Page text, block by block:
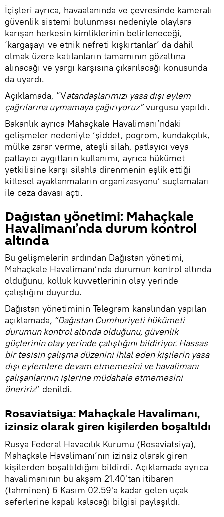
İçişleri ayrıca, havaalanında ve çevresinde kameralı
güvenlik sistemi bulunması nedeniyle olaylara
karışan herkesin kimliklerinin belirleneceği,
‘kargaşayı ve etnik nefreti kışkırtanlar’ da dahil
olmak üzere katılanların tamamının gözaltına
alınacağı ve yargı karşısına çıkarılacağı konusunda
da uyardı.
Açıklamada, “Vatandaşlarımızı yasa dışı eylem
çağrılarına uymamaya çağırıyoruz”vurgusu yapıldı.
Bakanlık ayrıca Mahaçkale Havalimanı’ndaki
gelişmeler nedeniyle ‘şiddet, pogrom, kundakçılık,
mülke zarar verme, ateşli silah, patlayıcı veya
patlayıcı aygıtların kullanımı, ayrıca hükümet
yetkilisine karşı silahla direnmenin eşlik ettiği
kitlesel ayaklanmaların organizasyonu’ suçlamaları
ile ceza davası açtı.
Dağıstan yönetimi: Mahaçkale
Havalimanı’nda durum kontrol
altında
Bu gelişmelerin ardından Dağıstan yönetimi,
Mahaçkale Havalimanı’nda durumun kontrol altında
olduğunu, kolluk kuvvetlerinin olay yerinde
çalıştığını duyurdu.
Dağıstan yönetiminin Telegram kanalından yapılan
açıklamada, “Dağıstan Cumhuriyeti hükümeti
durumun kontrol altında olduğunu, güvenlik
güçlerinin olay yerinde çalıştığını bildiriyor. Hassas
bir tesisin çalışma düzenini ihlal eden kişilerin yasa
dışı eylemlere devam etmemesini ve havalimanı
çalışanlarının işlerine müdahale etmemesini
öneririz” denildi.
Rosaviatsiya: Mahaçkale Havalimanı,
izinsiz olarak giren kişilerden boşaltıldı
Rusya Federal Havacılık Kurumu (Rosaviatsiya),
Mahaçkale Havalimanı’nın izinsiz olarak giren
kişilerden boşaltıldığını bildirdi. Açıklamada ayrıca
havalimanının bu akşam 21.40'tan itibaren
(tahminen) 6 Kasım 02.59'a kadar gelen uçak
seferlerine kapalı kalacağı bilgisi paylaşıldı.